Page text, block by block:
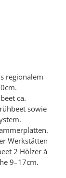
regionalem
ca.
sowie
Werkstätten
2 Hölzer à
9–17cm.